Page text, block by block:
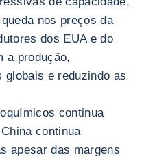
nos preços da
dos EUA e do
a produção,
globais e reduzindo as
continua
continua
apesar das margens